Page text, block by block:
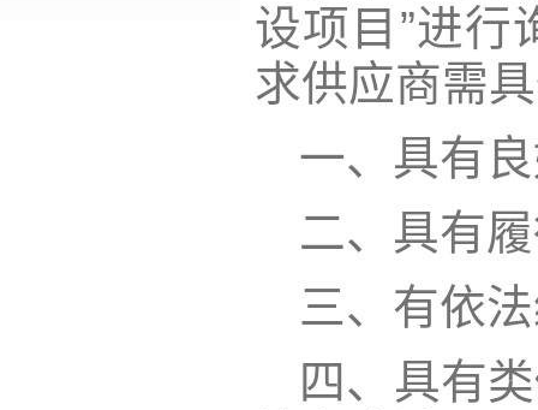
设项目”进行
求供应商需
一、具有
二、具有
三、有依
四、具有